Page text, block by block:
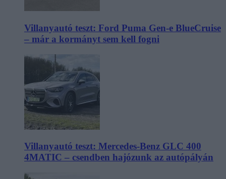
Villanyautó teszt: Ford Puma Gen-e BlueCruise
– már a kormányt sem kell fogni
Villanyautó teszt: Mercedes-Benz GLC 400
4MATIC – csendben hajózunk az autópályán